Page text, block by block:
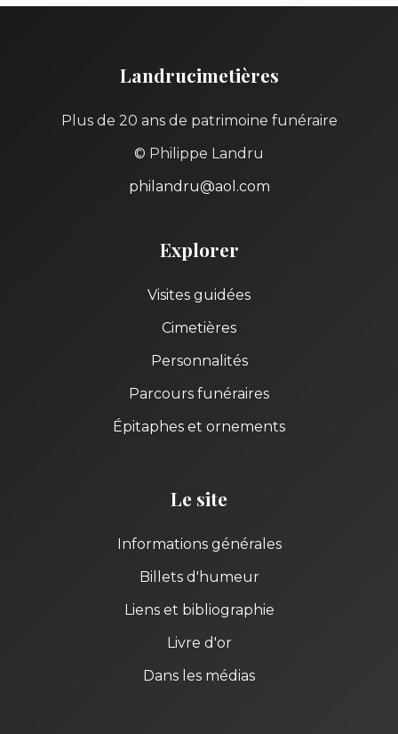
Landrucimetières
Plus de 20 ans de patrimoine funéraire
© Philippe Landru
philandru@aol.com
Explorer
Visites guidées
Cimetières
Personnalités
Parcours funéraires
Épitaphes et ornements
Le site
Informations générales
Billets d'humeur
Liens et bibliographie
Livre d'or
Dans les médias